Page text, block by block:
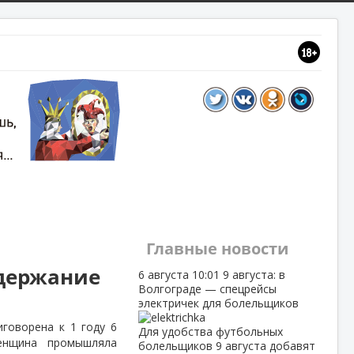
к 1 году 6
промышляла
Главные новости
6 августа 10:01 9 августа: в
Волгограде — спецрейсы
электричек для болельщиков
Для удобства футбольных
болельщиков 9 августа добавят